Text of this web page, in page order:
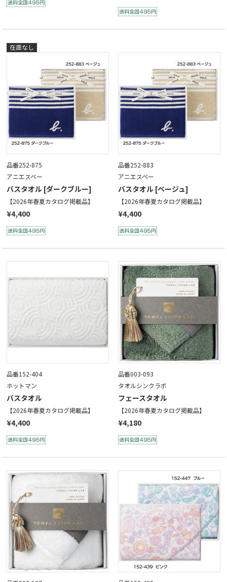
品番252-875
アニエスベー
バスタオル [ダークブルー]
【2026年春夏カタログ掲載品】
¥4,400
品番252-883
アニエスベー
バスタオル [ベージュ]
【2026年春夏カタログ掲載品】
¥4,400
品番152-404
ホットマン
バスタオル
【2026年春夏カタログ掲載品】
¥4,400
品番003-093
タオルシンクラボ
フェースタオル
【2026年春夏カタログ掲載品】
¥4,180